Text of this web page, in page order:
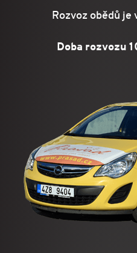
Rozvoz obědů je
Doba rozvozu